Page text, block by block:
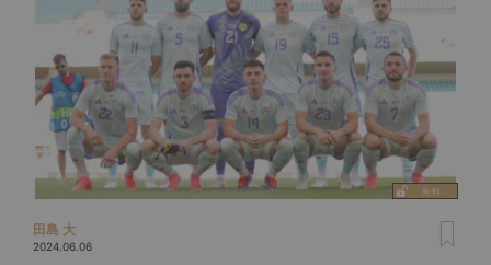
田島 大
2024.06.06